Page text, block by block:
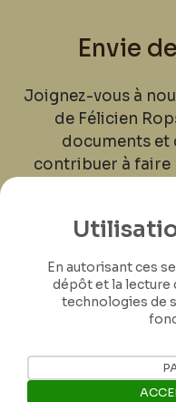
Envie
Joignez-vous à
de Félicien
documents et
contribuer à
les
En autorisant ces
dépôt et la lecture
technologies de